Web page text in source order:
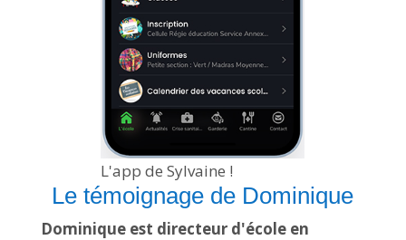
L'app de Sylvaine !
Le témoignage de Dominique
Dominique est directeur d'école en